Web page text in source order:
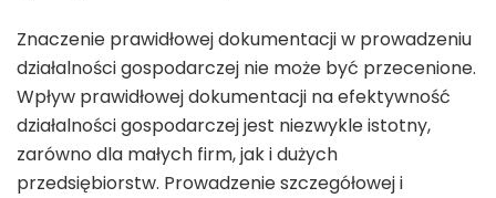
Znaczenie prawidłowej dokumentacji w prowadzeniu
działalności gospodarczej nie może być przecenione.
Wpływ prawidłowej dokumentacji na efektywność
działalności gospodarczej jest niezwykle istotny,
zarówno dla małych firm, jak i dużych
przedsiębiorstw. Prowadzenie szczegółowej i